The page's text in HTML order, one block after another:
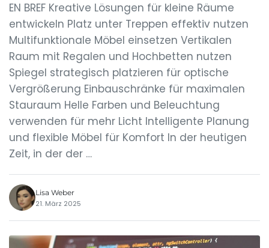
EN BREF Kreative Lösungen für kleine Räume
entwickeln Platz unter Treppen effektiv nutzen
Multifunktionale Möbel einsetzen Vertikalen
Raum mit Regalen und Hochbetten nutzen
Spiegel strategisch platzieren für optische
Vergrößerung Einbauschränke für maximalen
Stauraum Helle Farben und Beleuchtung
verwenden für mehr Licht Intelligente Planung
und flexible Möbel für Komfort In der heutigen
Zeit, in der der …
Lisa Weber
21. März 2025